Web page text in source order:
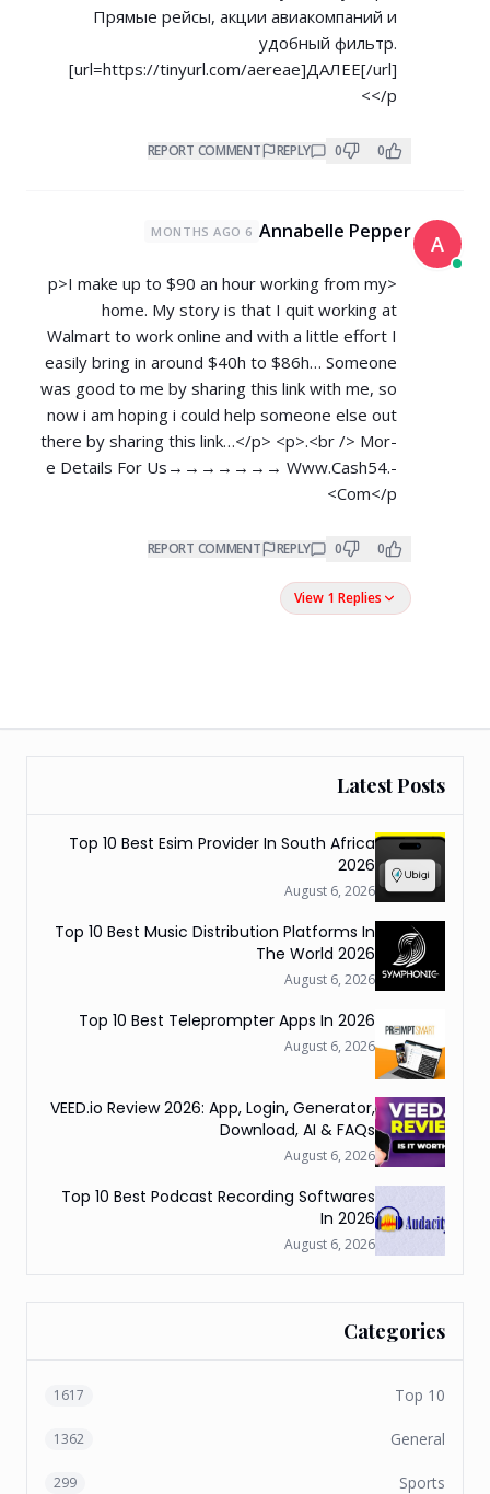
Прямые рейсы, акции авиакомпаний и
удобный фильтр.
[url=https://tinyurl.com/aereae]ДАЛЕЕ[/url]
</p>
0
0
REPLY
REPORT COMMENT
A
Annabelle Pepper
6 MONTHS AGO
<p>I make up to $90 an hour working from my
home. My story is that I quit working at
Walmart to work online and with a little effort I
easily bring in around $40h to $86h… Someone
was good to me by sharing this link with me, so
now i am hoping i could help someone else out
there by sharing this link…</p> <p>.<br /> M­­­­­­o­­­­­­r­­­­­­
e­ D­­­­­­e­­­­­­t­­­­­­a­­­­­­i­­­­­­l­­­­­­s For Us→→→→→→→ W­­w­w­.­­­C­­a­­s­­h­­­5­­­4­.­­
C­­­­o­­­m</p>
0
0
REPLY
REPORT COMMENT
View 1 Replies
Latest Posts
Top 10 Best Esim Provider In South Africa
2026
August 6, 2026
Top 10 Best Music Distribution Platforms In
The World 2026
August 6, 2026
Top 10 Best Teleprompter Apps In 2026
August 6, 2026
VEED.io Review 2026: App, Login, Generator,
Download, AI & FAQs
August 6, 2026
Top 10 Best Podcast Recording Softwares
In 2026
August 6, 2026
Categories
Top 10
1617
General
1362
Sports
299